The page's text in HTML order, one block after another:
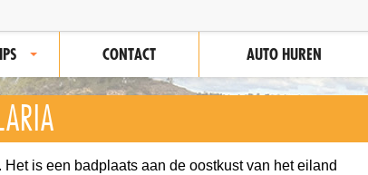
CONTACT AUTO HUREN
is een badplaats aan de oostkust van het eiland